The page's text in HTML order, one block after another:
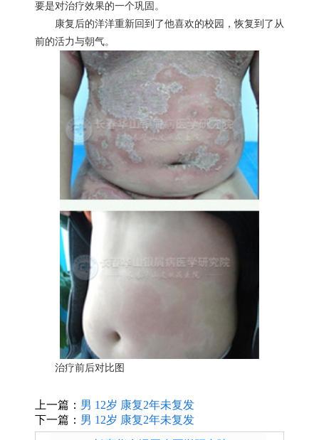
要是对治疗效果的一个巩固。
康复后的洋洋重新回到了他喜欢的校园，恢复到了从
前的活力与朝气。
治疗前后对比图
上一篇： 男 12岁 康复2年未复发
下一篇： 男 12岁 康复2年未复发